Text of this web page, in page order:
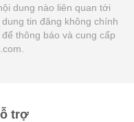
dung nào liên quan tới
tin đăng không chính
thông báo và cung cấp
trợ